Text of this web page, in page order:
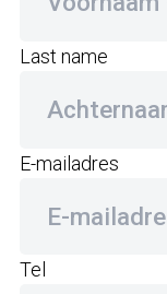
Last name
E-mailadres
Tel